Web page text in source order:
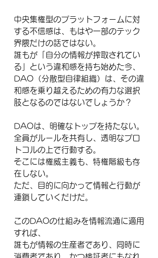
中央集権型のプラットフォームに対
する不信感は、もはや一部のテック
界隈だけの話ではない。
誰もが「自分の情報が搾取されてい
る」という違和感を持ち始めた今、
DAO（分散型自律組織）は、その違
和感を乗り越えるための有力な選択
肢となるのではないでしょうか？
DAOは、明確なトップを持たない。
全員がルールを共有し、透明なプロ
トコルの上で行動する。
そこには権威主義も、特権階級も存
在しない。
ただ、目的に向かって情報と行動が
連鎖していくだけだ。
このDAOの仕組みを情報流通に適用
すれば、
誰もが情報の生産者であり、同時に